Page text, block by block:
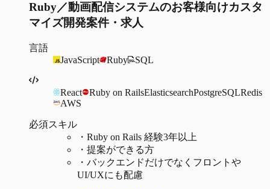
Ruby／動画配信システムのお客様向けカスタ
マイズ開発案件・求人
言語
JavaScript
Ruby SQL
React Ruby on RailsElasticsearchPostgreSQLRedis
AWS
必須スキル
・ Ruby on Rails 経験3年以上
・ 提案ができる方
・ バックエンドだけでなくフロントや
UI/UXにも配慮